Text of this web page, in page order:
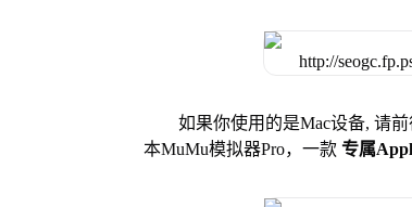
如果你使用的是Mac设备, 请
本MuMu模拟器Pro，一款 专属